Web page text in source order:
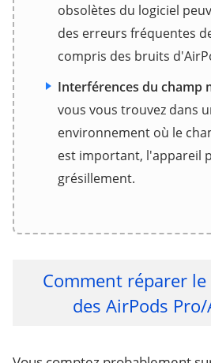
obsolètes du logiciel
des erreurs fréquentes
compris des bruits
Interférences du champ
vous vous trouvez dans
environnement où le
est important, l'appareil
grésillement.
Comment réparer
des AirPods